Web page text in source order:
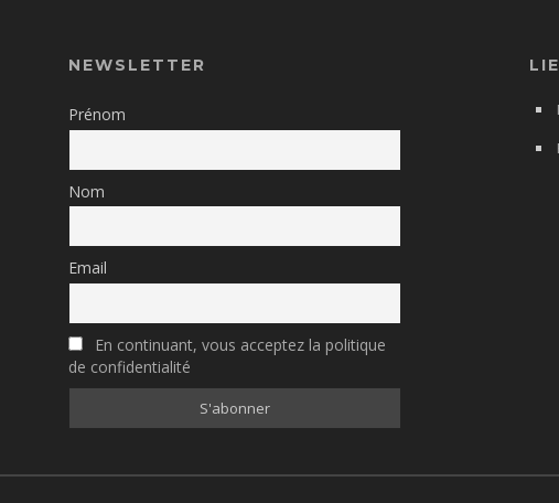
NEWSLETTER
Prénom
Nom
Email
En continuant, vous acceptez la politique
de confidentialité